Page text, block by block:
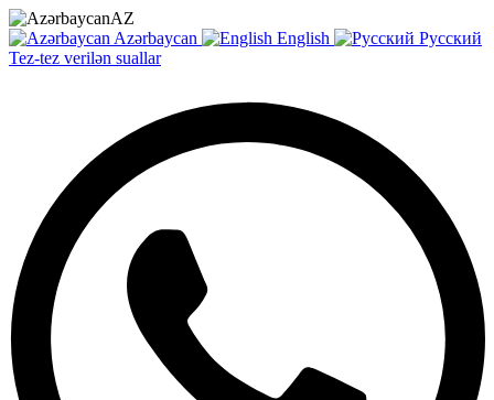
AZ
Azərbaycan
English
Русский
Tez-tez verilən suallar